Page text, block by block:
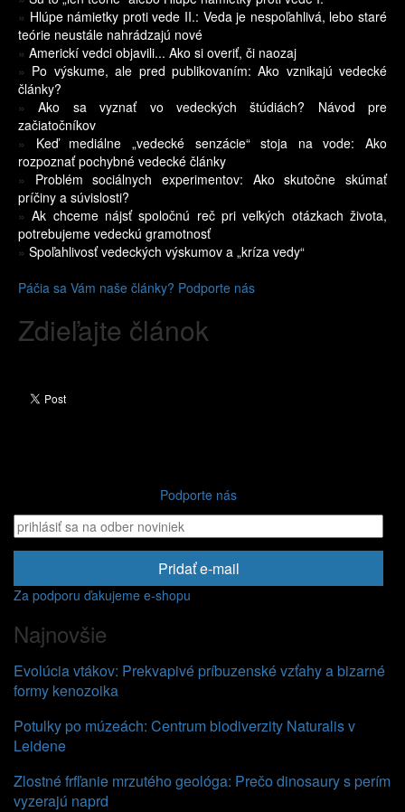
» Hlúpe námietky proti vede II.: Veda je nespoľahlivá, lebo staré
teórie neustále nahrádzajú nové
» Americkí vedci objavili... Ako si overiť, či naozaj
» Po výskume, ale pred publikovaním: Ako vznikajú vedecké
články?
»Ako sa vyznať vo vedeckých štúdiách? Návod pre
začiatočníkov
» Keď mediálne „vedecké senzácie“ stoja na vode: Ako
rozpoznať pochybné vedecké články
» Problém sociálnych experimentov: Ako skutočne skúmať
príčiny a súvislosti?
»Ak chceme nájsť spoločnú reč pri veľkých otázkach života,
potrebujeme vedeckú gramotnosť
» Spoľahlivosť vedeckých výskumov a „kríza vedy“
Páčia sa Vám naše články? Podporte nás
Zdieľajte článok
Podporte nás
Pridať e-mail
Za podporu ďakujeme e-shopu
Najnovšie
Evolúcia vtákov: Prekvapivé príbuzenské vzťahy a bizarné
formy kenozoika
Potulky po múzeách: Centrum biodiverzity Naturalis v
Leidene
Zlostné frfľanie mrzutého geológa: Prečo dinosaury s perím
vyzerajú naprd